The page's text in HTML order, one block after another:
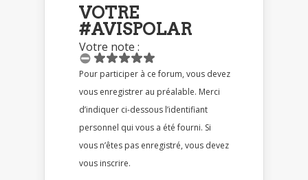
VOTRE
#AVISPOLAR
Votre note :
Pour participer à ce forum, vous devez
vous enregistrer au préalable. Merci
d’indiquer ci-dessous l’identifiant
personnel qui vous a été fourni. Si
vous n’êtes pas enregistré, vous devez
vous inscrire.